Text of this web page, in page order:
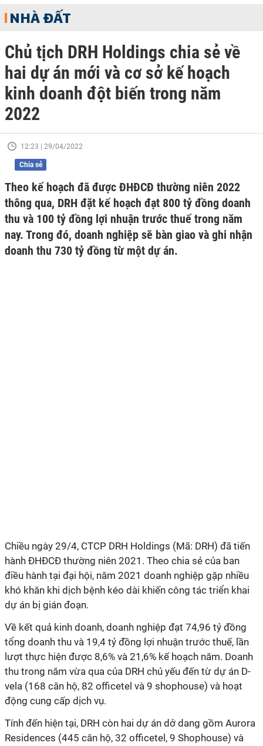
NHÀ ĐẤT
Chủ tịch DRH Holdings chia sẻ về
hai dự án mới và cơ sở kế hoạch
kinh doanh đột biến trong năm
2022
12:23 | 29/04/2022
Chia sẻ
Theo kế hoạch đã được ĐHĐCĐ thường niên 2022
thông qua, DRH đặt kế hoạch đạt 800 tỷ đồng doanh
thu và 100 tỷ đồng lợi nhuận trước thuế trong năm
nay. Trong đó, doanh nghiệp sẽ bàn giao và ghi nhận
doanh thu 730 tỷ đồng từ một dự án.
Chiều ngày 29/4, CTCP DRH Holdings (Mã: DRH) đã tiến
hành ĐHĐCĐ thường niên 2021. Theo chia sẻ của ban
điều hành tại đại hội, năm 2021 doanh nghiệp gặp nhiều
khó khăn khi dịch bệnh kéo dài khiến công tác triển khai
dự án bị gián đoạn.
Về kết quả kinh doanh, doanh nghiệp đạt 74,96 tỷ đồng
tổng doanh thu và 19,4 tỷ đồng lợi nhuận trước thuế, lần
lượt thực hiện được 8,6% và 21,6% kế hoạch năm. Doanh
thu trong năm vừa qua của DRH chủ yếu đến từ dự án D-
vela (168 căn hộ, 82 officetel và 9 shophouse) và hoạt
động cung cấp dịch vụ.
Tính đến hiện tại, DRH còn hai dự án dở dang gồm Aurora
Residences (445 căn hộ, 32 officetel, 9 Shophouse) và